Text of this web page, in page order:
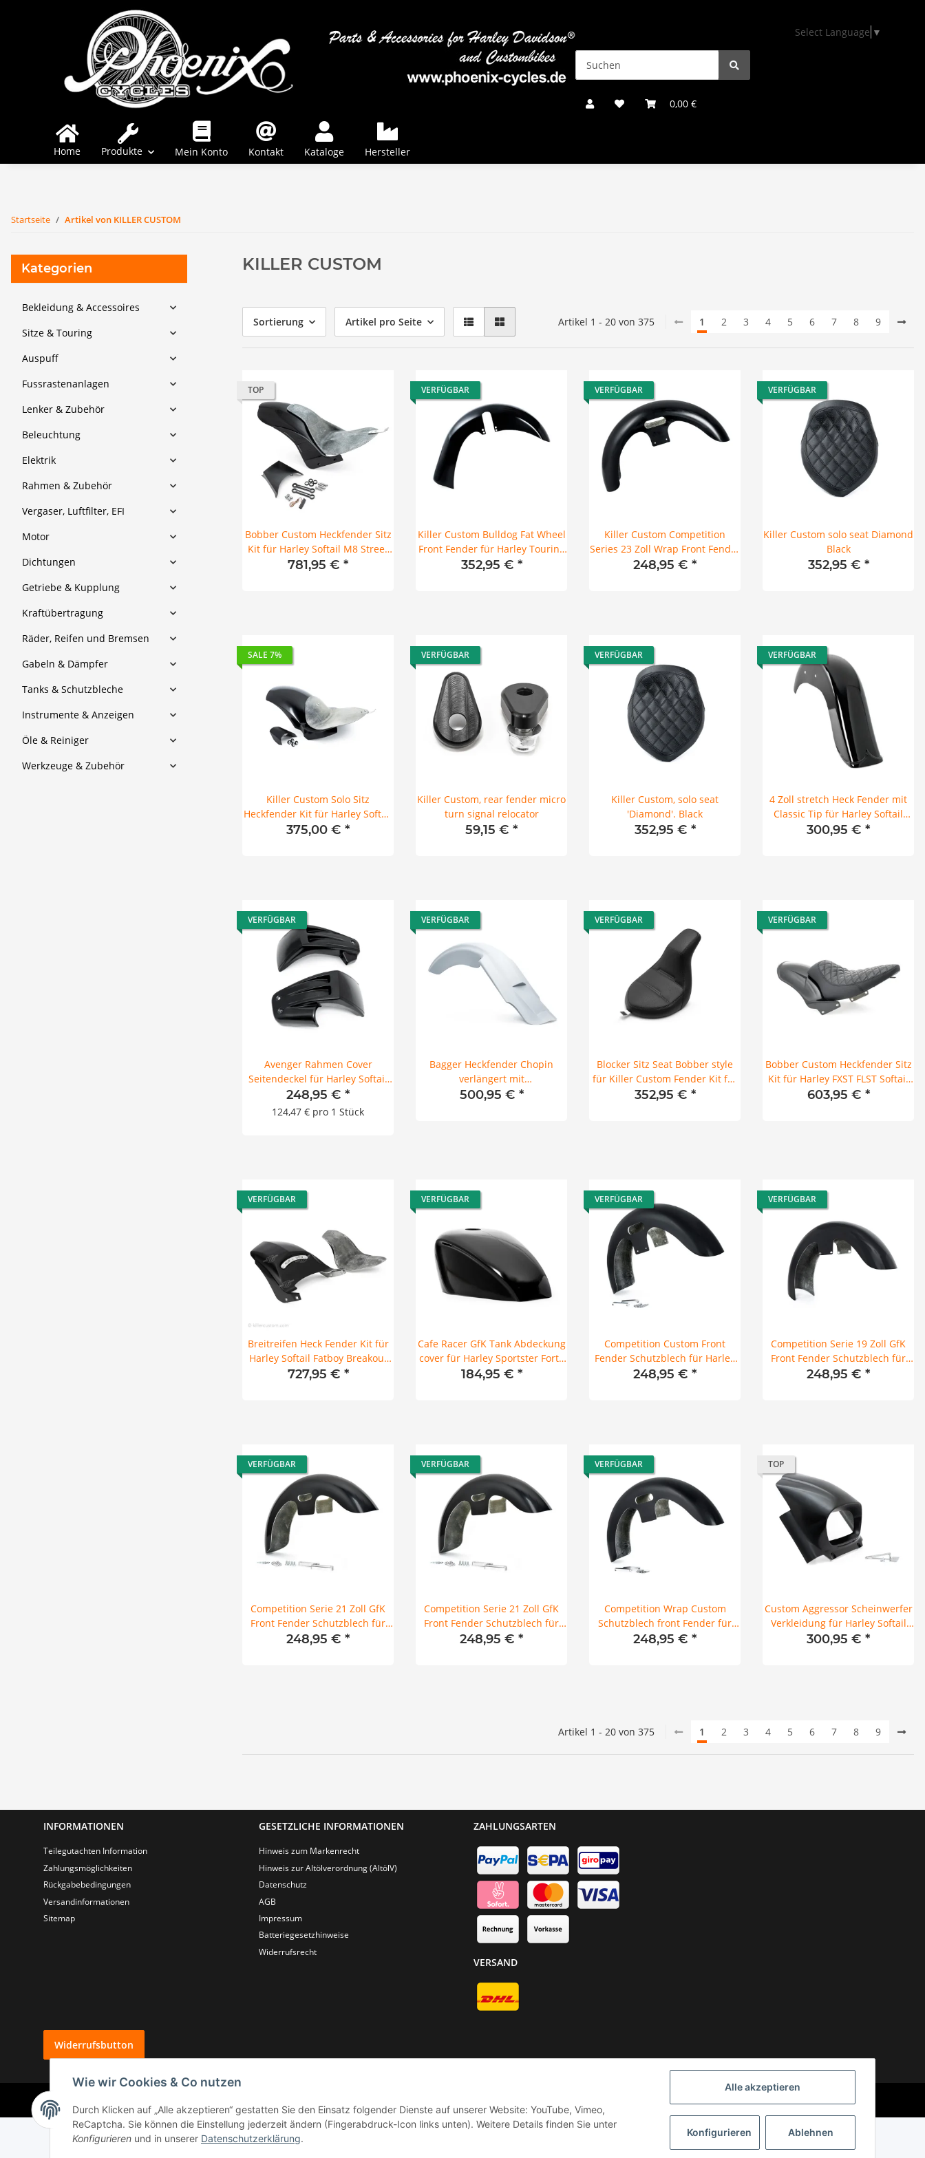
Select Language ▼
0,00 €
Home Produkte Mein Konto Kontakt Kataloge Hersteller
Startseite Artikel von KILLER CUSTOM
KILLER CUSTOM
Sortierung Artikel pro Seite Artikel 1 - 20 von 375 1 2 3 4 5 6 7 8 9
TOP
Bobber Custom Heckfender Sitz
Kit für Harley Softail M8 Street
Fat Bob 18-26
781,95 € *
VERFÜGBAR
Killer Custom Bulldog Fat Wheel
Front Fender für Harley Touring
14-24 23 x 5.50
352,95 € *
VERFÜGBAR
Killer Custom Competition
Series 23 Zoll Wrap Front Fender
für Harley Softail M8
248,95 € *
VERFÜGBAR
Killer Custom solo seat Diamond
Black
352,95 € *
SALE 7%
Killer Custom Solo Sitz
Heckfender Kit für Harley Softail
Breakout 18-25
375,00 € *
VERFÜGBAR
Killer Custom, rear fender micro
turn signal relocator
59,15 € *
VERFÜGBAR
Killer Custom, solo seat
'Diamond'. Black
352,95 € *
VERFÜGBAR
4 Zoll stretch Heck Fender mit
Classic Tip für Harley Softail
Heritage 18-23
300,95 € *
VERFÜGBAR
Avenger Rahmen Cover
Seitendeckel für Harley Softail
M8 18-25
248,95 € *
124,47 € pro 1 Stück
VERFÜGBAR
Bagger Heckfender Chopin
verlängert mit
Kennzeichenhalter für Harley
500,95 € *
VERFÜGBAR
Blocker Sitz Seat Bobber style
für Killer Custom Fender Kit für
Harley M8 Softail 18-24
352,95 € *
VERFÜGBAR
Bobber Custom Heckfender Sitz
Kit für Harley FXST FLST Softail
200mm 07-17
603,95 € *
VERFÜGBAR
Breitreifen Heck Fender Kit für
Harley Softail Fatboy Breakout
18-24 mit Gutachten
727,95 € *
VERFÜGBAR
Cafe Racer GfK Tank Abdeckung
cover für Harley Sportster Forty
Eight 07-17 2.1 Gal
184,95 € *
VERFÜGBAR
Competition Custom Front
Fender Schutzblech für Harley
Softail M8 130er 21"
248,95 € *
VERFÜGBAR
Competition Serie 19 Zoll GfK
Front Fender Schutzblech für
Harley Touring 14-25
248,95 € *
VERFÜGBAR
Competition Serie 21 Zoll GfK
Front Fender Schutzblech für
Harley Touring 14-24
248,95 € *
VERFÜGBAR
Competition Serie 21 Zoll GfK
Front Fender Schutzblech für
Harley Touring 96-13
248,95 € *
VERFÜGBAR
Competition Wrap Custom
Schutzblech front Fender für
Harley Touring 96-13 23"
248,95 € *
TOP
Custom Aggressor Scheinwerfer
Verkleidung für Harley Softail
FXFB Fatbob 18-24 TGA
300,95 € *
Artikel 1 - 20 von 375 1 2 3 4 5 6 7 8 9
Kategorien
Bekleidung & Accessoires
Sitze & Touring
Auspuff
Fussrastenanlagen
Lenker & Zubehör
Beleuchtung
Elektrik
Rahmen & Zubehör
Vergaser, Luftfilter, EFI
Motor
Dichtungen
Getriebe & Kupplung
Kraftübertragung
Räder, Reifen und Bremsen
Gabeln & Dämpfer
Tanks & Schutzbleche
Instrumente & Anzeigen
Öle & Reiniger
Werkzeuge & Zubehör
INFORMATIONEN
Teilegutachten Information
Zahlungsmöglichkeiten
Rückgabebedingungen
Versandinformationen
Sitemap
GESETZLICHE INFORMATIONEN
Hinweis zum Markenrecht
Hinweis zur Altölverordnung (AltölV)
Datenschutz
AGB
Impressum
Batteriegesetzhinweise
Widerrufsrecht
ZAHLUNGSARTEN
VERSAND
Widerrufsbutton
Wie wir Cookies & Co nutzen
Durch Klicken auf „Alle akzeptieren“ gestatten Sie den Einsatz folgender Dienste auf unserer Website: YouTube, Vimeo,
ReCaptcha. Sie können die Einstellung jederzeit ändern (Fingerabdruck-Icon links unten). Weitere Details finden Sie unter
Konfigurieren und in unserer Datenschutzerklärung.
Alle akzeptieren
Konfigurieren Ablehnen